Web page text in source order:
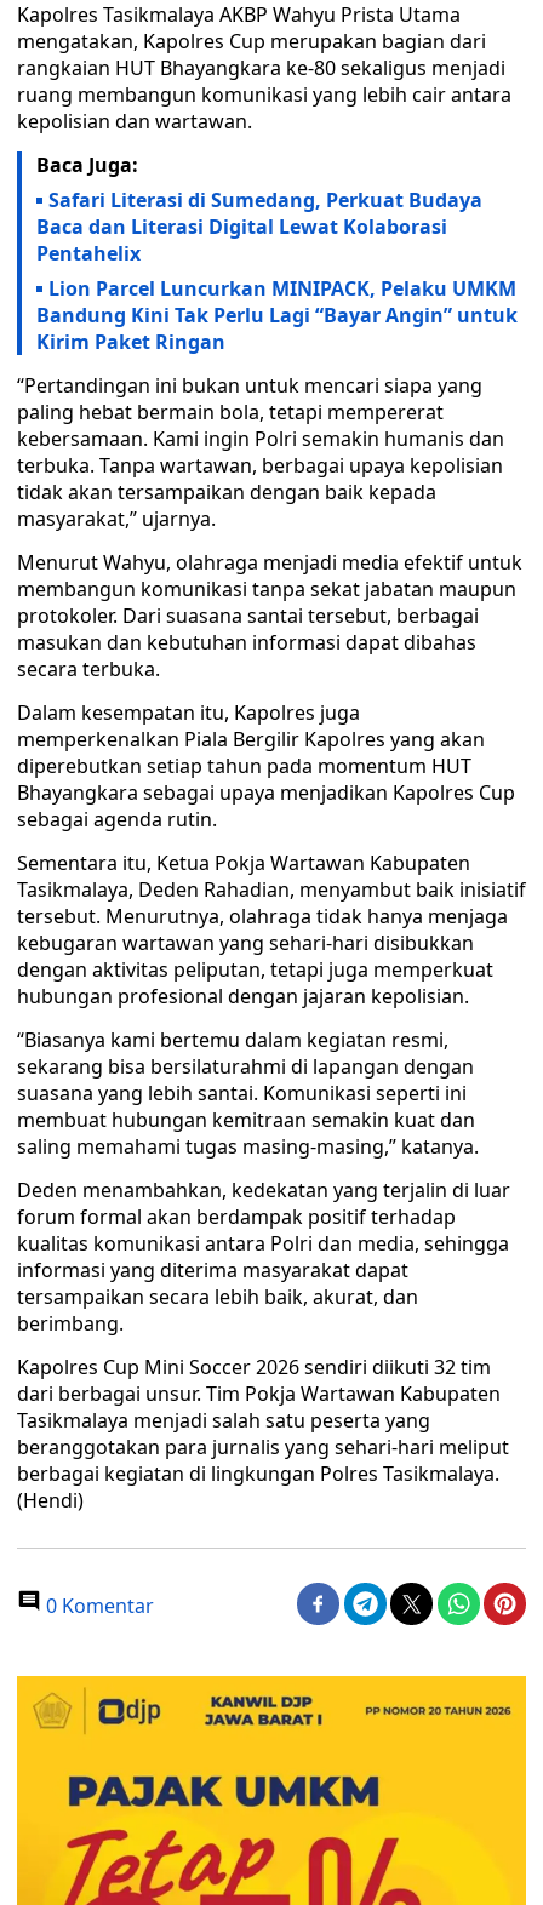
Kapolres Tasikmalaya AKBP Wahyu Prista Utama
mengatakan, Kapolres Cup merupakan bagian dari
rangkaian HUT Bhayangkara ke-80 sekaligus menjadi
ruang membangun komunikasi yang lebih cair antara
kepolisian dan wartawan.
Baca Juga:
Safari Literasi di Sumedang, Perkuat Budaya
Baca dan Literasi Digital Lewat Kolaborasi
Pentahelix
Lion Parcel Luncurkan MINIPACK, Pelaku UMKM
Bandung Kini Tak Perlu Lagi “Bayar Angin” untuk
Kirim Paket Ringan
“Pertandingan ini bukan untuk mencari siapa yang
paling hebat bermain bola, tetapi mempererat
kebersamaan. Kami ingin Polri semakin humanis dan
terbuka. Tanpa wartawan, berbagai upaya kepolisian
tidak akan tersampaikan dengan baik kepada
masyarakat,” ujarnya.
Menurut Wahyu, olahraga menjadi media efektif untuk
membangun komunikasi tanpa sekat jabatan maupun
protokoler. Dari suasana santai tersebut, berbagai
masukan dan kebutuhan informasi dapat dibahas
secara terbuka.
Dalam kesempatan itu, Kapolres juga
memperkenalkan Piala Bergilir Kapolres yang akan
diperebutkan setiap tahun pada momentum HUT
Bhayangkara sebagai upaya menjadikan Kapolres Cup
sebagai agenda rutin.
Sementara itu, Ketua Pokja Wartawan Kabupaten
Tasikmalaya, Deden Rahadian, menyambut baik inisiatif
tersebut. Menurutnya, olahraga tidak hanya menjaga
kebugaran wartawan yang sehari-hari disibukkan
dengan aktivitas peliputan, tetapi juga memperkuat
hubungan profesional dengan jajaran kepolisian.
“Biasanya kami bertemu dalam kegiatan resmi,
sekarang bisa bersilaturahmi di lapangan dengan
suasana yang lebih santai. Komunikasi seperti ini
membuat hubungan kemitraan semakin kuat dan
saling memahami tugas masing-masing,” katanya.
Deden menambahkan, kedekatan yang terjalin di luar
forum formal akan berdampak positif terhadap
kualitas komunikasi antara Polri dan media, sehingga
informasi yang diterima masyarakat dapat
tersampaikan secara lebih baik, akurat, dan
berimbang.
Kapolres Cup Mini Soccer 2026 sendiri diikuti 32 tim
dari berbagai unsur. Tim Pokja Wartawan Kabupaten
Tasikmalaya menjadi salah satu peserta yang
beranggotakan para jurnalis yang sehari-hari meliput
berbagai kegiatan di lingkungan Polres Tasikmalaya.
(Hendi)
0 Komentar